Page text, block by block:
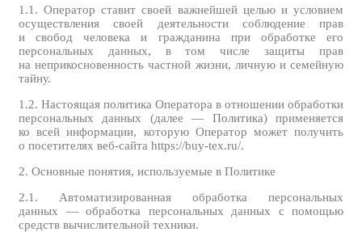
1.1. Оператор ставит своей важнейшей целью и условием
осуществления своей деятельности соблюдение прав
и свобод человека и гражданина при обработке его
персональных данных, в том числе защиты прав
на неприкосновенность частной жизни, личную и семейную
тайну.
1.2. Настоящая политика Оператора в отношении обработки
персональных данных (далее — Политика) применяется
ко всей информации, которую Оператор может получить
о посетителях веб-сайта https://buy-tex.ru/.
2. Основные понятия, используемые в Политике
2.1. Автоматизированная обработка персональных
данных — обработка персональных данных с помощью
средств вычислительной техники.